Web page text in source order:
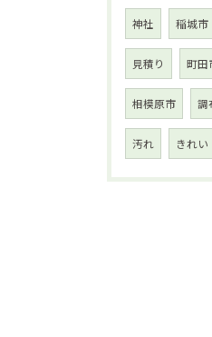
神社 稲城市
見積り 町田
相模原市 調
汚れ きれい